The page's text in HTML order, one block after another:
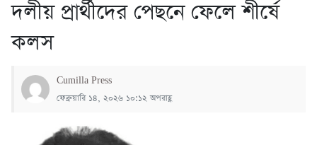
দলীয় প্রার্থীদের পেছনে ফেলে শীর্ষে
কলস
Cumilla Press
ফেব্রুয়ারি ১৪, ২০২৬ ১০:১২ অপরাহ্ণ